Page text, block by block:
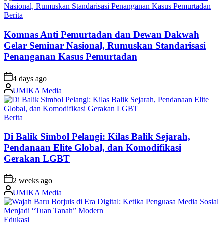
Posted
Berita
Komnas Anti Pemurtadan dan Dewan Dakwah
Gelar Seminar Nasional, Rumuskan Standarisasi
Penanganan Kasus Pemurtadan
on4 days ago
Posted
by
UMIKA Media
Posted
Berita
Di Balik Simbol Pelangi: Kilas Balik Sejarah,
Pendanaan Elite Global, dan Komodifikasi
Gerakan LGBT
on 2 weeks ago
Posted
by
UMIKA Media
Posted
Edukasi